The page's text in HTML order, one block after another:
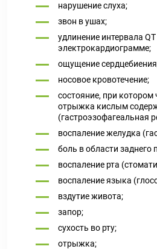
нарушение слуха;
звон в ушах;
удлинение интервала QT
электрокардиограмме;
ощущение
носовое кровотечение;
состояние, при котором
отрыжка кислым
(гастроэзофагеальная
воспаление желудка
боль в области заднего
воспаление рта
воспаление языка
вздутие живота;
запор;
сухость во рту;
отрыжка;